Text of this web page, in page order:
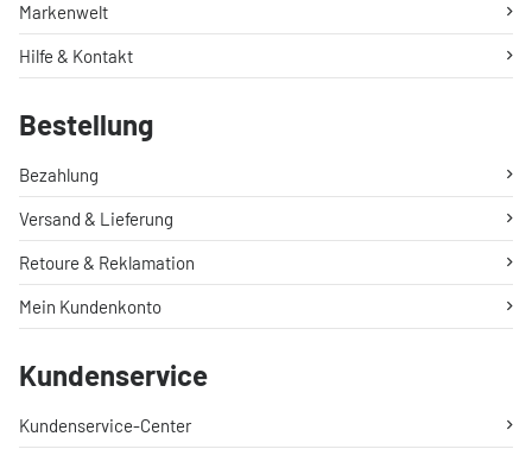
Markenwelt
Hilfe & Kontakt
Bestellung
Bezahlung
Versand & Lieferung
Retoure & Reklamation
Mein Kundenkonto
Kundenservice
Kundenservice-Center